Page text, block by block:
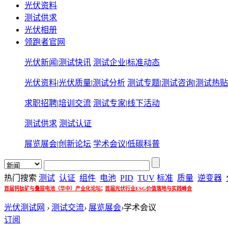
光伏资料
测试供求
光伏相册
领跑者官网
光伏新闻 |测试快讯 测试企业|标准动态
光伏资料|光伏质量|测试分析 测试专题|测试咨询|测试热贴
求职招聘|培训交流 测试专家|线下活动
测试供求 测试认证
展览展会|创新论坛 学术会议|低碳科普
热门搜索 测试 认证 组件 电池 PID TUV 标准 质量 逆变器
首届钙钛矿与叠层电池（华中）产业化论坛; 首届光伏行业ESG价值落地与实践峰会
光伏测试网 › 测试交流› 展览展会›学术会议
订阅